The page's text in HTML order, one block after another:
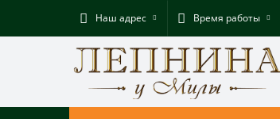
Наш адрес Время работы